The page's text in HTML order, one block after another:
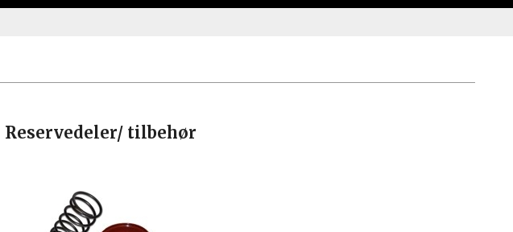
Reservedeler/ tilbehør